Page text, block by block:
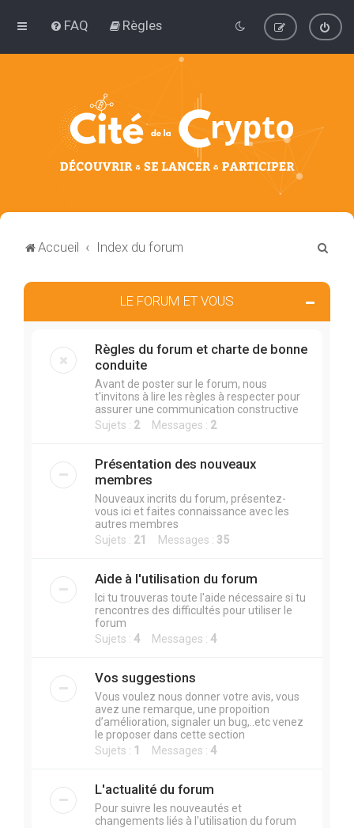
FAQ Règles
Accueil Index du forum
c
LE FORUM ET VOUS
Règles du forum et charte de bonne
conduite
Avant de poster sur le forum, nous
t'invitons à lire les règles à respecter pour
assurer une communication constructive
Sujets : 2Messages : 2
Présentation des nouveaux
membres
Nouveaux incrits du forum, présentez-
vous ici et faites connaissance avec les
autres membres
Sujets : 21 Messages : 35
Aide à l'utilisation du forum
Ici tu trouveras toute l'aide nécessaire si tu
rencontres des difficultés pour utiliser le
forum
Sujets : 4 Messages : 4
Vos suggestions
Vous voulez nous donner votre avis, vous
avez une remarque, une propoition
d’amélioration, signaler un bug,..etc venez
le proposer dans cette section
Sujets : 1 Messages : 4
L'actualité du forum
Pour suivre les nouveautés et
changements liés à l'utilisation du forum